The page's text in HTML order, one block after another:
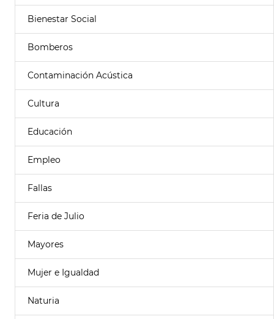
Bienestar Social
Bomberos
Contaminación Acústica
Cultura
Educación
Empleo
Fallas
Feria de Julio
Mayores
Mujer e Igualdad
Naturia